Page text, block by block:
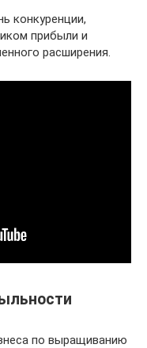
конкуренции,
прибыли и
расширения.
по выращиванию